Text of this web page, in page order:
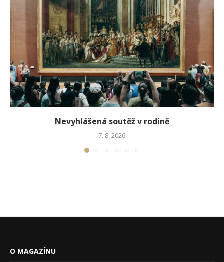
Nevyhlášená soutěž v rodině
7. 8. 2026
O MAGAZÍNU